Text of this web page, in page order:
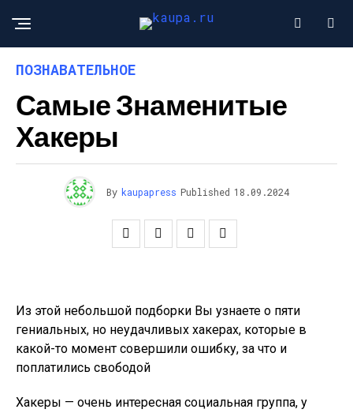
ПОЗНАВАТЕЛЬНОЕ
Самые Знаменитые
Хакеры
By kaupapress Published 18.09.2024
Из этой небольшой подборки Вы узнаете о пяти
гениальных, но неудачливых хакерах, которые в
какой-то момент совершили ошибку, за что и
поплатились свободой
Хакеры — очень интересная социальная группа, у